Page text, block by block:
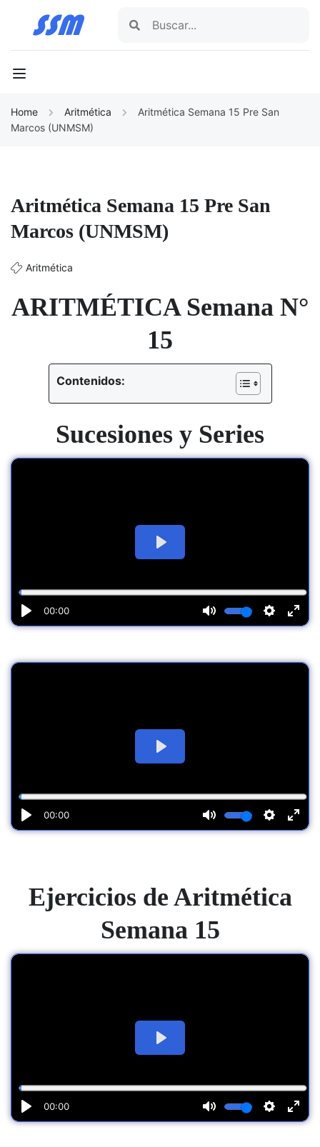
Home Aritmética
Aritmética Semana 15 Pre San
Marcos (UNMSM)
Aritmética Semana 15 Pre San
Marcos (UNMSM)
Aritmética
ARITMÉTICA Semana N°
15
Contenidos:
Sucesiones y Series
Ejercicios de Aritmética
Semana 15